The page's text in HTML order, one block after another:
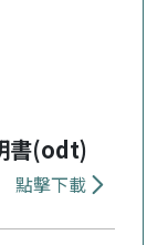
書(odt)
點擊下載